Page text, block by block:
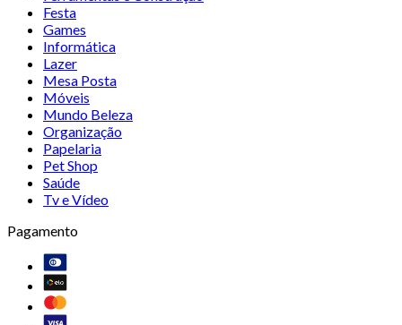
Festa
Games
Informática
Lazer
Mesa Posta
Móveis
Mundo Beleza
Organização
Papelaria
Pet Shop
Saúde
Tv e Vídeo
Pagamento